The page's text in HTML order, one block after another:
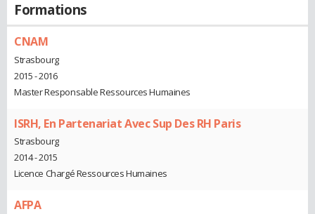
Formations
CNAM
Strasbourg
2015 - 2016
Master Responsable Ressources Humaines
ISRH, En Partenariat Avec Sup Des RH Paris
Strasbourg
2014 - 2015
Licence Chargé Ressources Humaines
AFPA